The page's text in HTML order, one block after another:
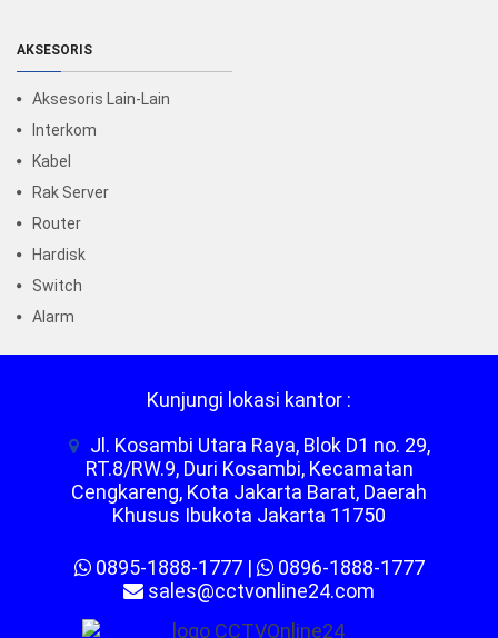
AKSESORIS
Aksesoris Lain-Lain
Interkom
Kabel
Rak Server
Router
Hardisk
Switch
Alarm
Kunjungi lokasi kantor :
Jl. Kosambi Utara Raya, Blok D1 no. 29,
RT.8/RW.9, Duri Kosambi, Kecamatan
Cengkareng, Kota Jakarta Barat, Daerah
Khusus Ibukota Jakarta 11750
0895-1888-1777|
0896-1888-1777
sales@cctvonline24.com